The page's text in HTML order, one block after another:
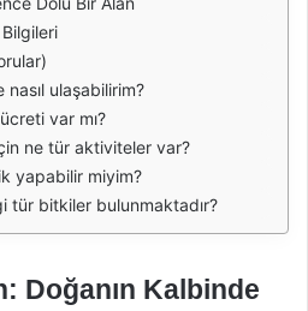
ulaşabilirim?
var mı?
ne tür aktiviteler var?
yapabilir miyim?
tür bitkiler bulunmaktadır?
Doğanın Kalbinde